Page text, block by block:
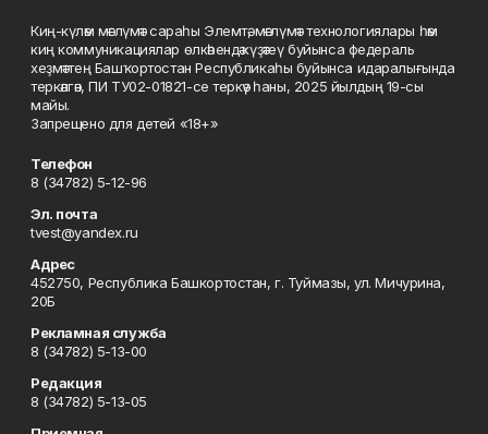
Киң-күләм мәғлүмәт сараһы Элемтә, мәғлүмәт технологиялары һәм
киң коммуникациялар өлкәһендә күҙәтеү буйынса федераль
хеҙмәттең Башҡортостан Республикаһы буйынса идаралығында
теркәлгән, ПИ ТУ02-01821-се теркәү һаны, 2025 йылдың 19-сы
майы.
Запрещено для детей «18+»
Телефон
8 (34782) 5-12-96
Эл. почта
tvest@yandex.ru
Адрес
452750, Республика Башкортостан, г. Туймазы, ул. Мичурина,
20Б
Рекламная служба
8 (34782) 5-13-00
Редакция
8 (34782) 5-13-05